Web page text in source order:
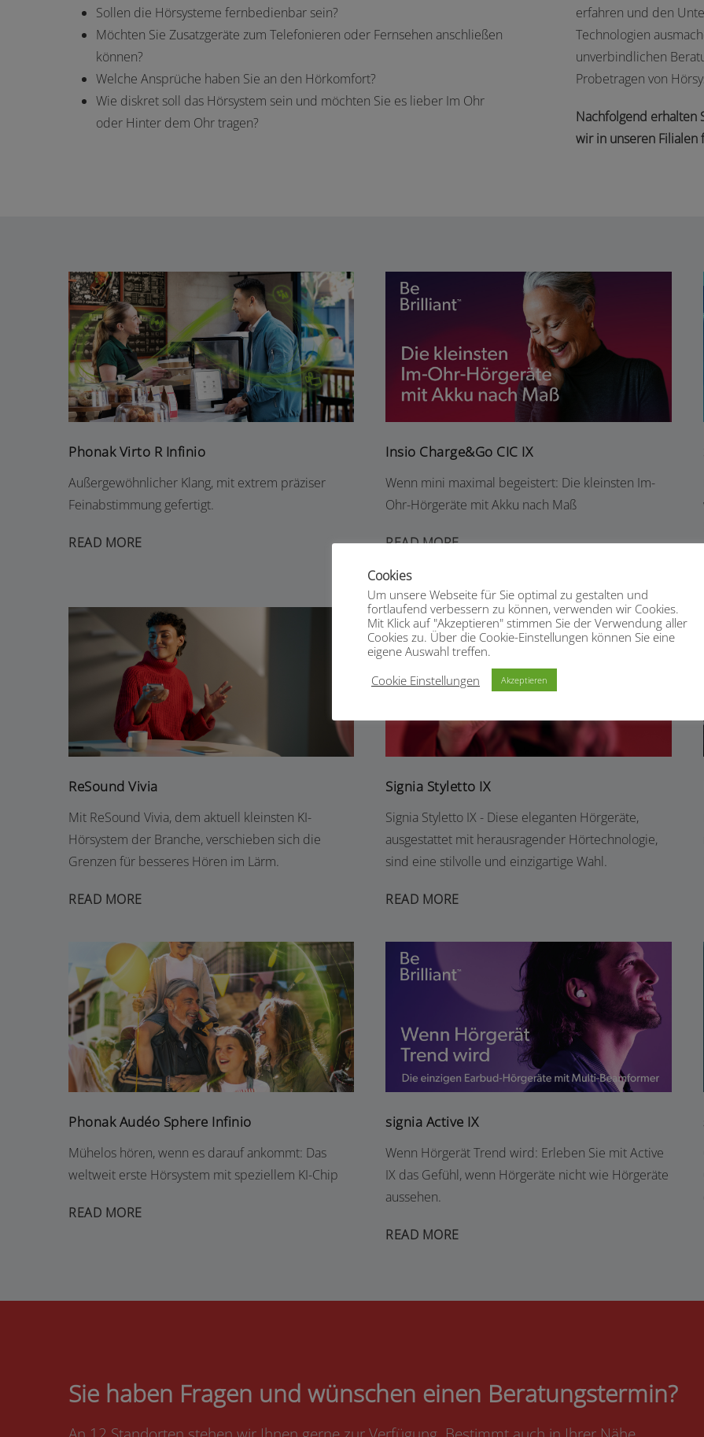
Sollen die Hörsysteme fernbedienbar sein?
Möchten Sie Zusatzgeräte zum Telefonieren oder Fernsehen anschließen
können?
Welche Ansprüche haben Sie an den Hörkomfort?
Wie diskret soll das Hörsystem sein und möchten Sie es lieber Im Ohr
oder Hinter dem Ohr tragen?
erfahren und den
Technologien
unverbindlichen
Probetragen von
Nachfolgend erhalten
wir in unseren Filialen
PHONAK VIRTO R INFINIO
Phonak Virto R Infinio
Außergewöhnlicher Klang, mit extrem präziser
Feinabstimmung gefertigt.
READ MORE
INSIO CHARGE&GO CIC IX
Insio Charge&Go CIC IX
Wenn mini maximal begeistert: Die kleinsten Im-
Ohr-Hörgeräte mit Akku nach Maß
READ MORE
RESOUND VIVIA
ReSound Vivia
Mit ReSound Vivia, dem aktuell kleinsten KI-
Hörsystem der Branche, verschieben sich die
Grenzen für besseres Hören im Lärm.
READ MORE
Signia Styletto IX
Signia Styletto IX - Diese eleganten Hörgeräte,
ausgestattet mit herausragender Hörtechnologie,
sind eine stilvolle und einzigartige Wahl.
READ MORE
PHONAK AUDÉO SPHERE INFINIO
Phonak Audéo Sphere Infinio
Mühelos hören, wenn es darauf ankommt: Das
weltweit erste Hörsystem mit speziellem KI-Chip
READ MORE
SIGNIA ACTIVE IX
signia Active IX
Wenn Hörgerät Trend wird: Erleben Sie mit Active
IX das Gefühl, wenn Hörgeräte nicht wie Hörgeräte
aussehen.
READ MORE
Sie haben Fragen und wünschen einen Beratungstermin?
Cookies
Um unsere Webseite für Sie optimal zu gestalten und
fortlaufend verbessern zu können, verwenden wir Cookies.
Mit Klick auf "Akzeptieren" stimmen Sie der Verwendung aller
Cookies zu. Über die Cookie-Einstellungen können Sie eine
eigene Auswahl treffen.
Cookie Einstellungen
Akzeptieren